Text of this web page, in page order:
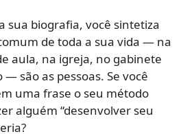
sua biografia, você sintetiza
de toda a sua vida — na
aula, na igreja, no gabinete
são as pessoas. Se você
uma frase o seu método
alguém “desenvolver seu